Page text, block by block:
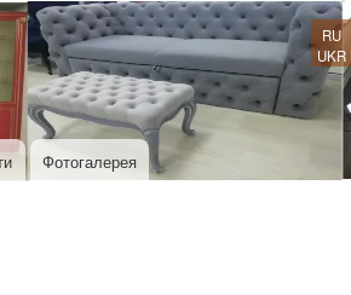
RU
UKR
Фотогалерея